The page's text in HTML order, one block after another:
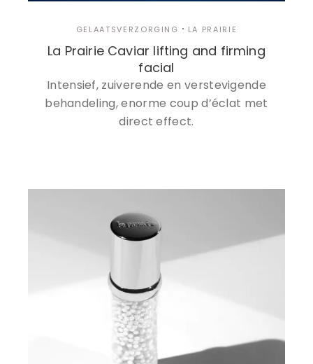
GELAATSVERZORGING LA PRAIRIE
La Prairie Caviar lifting and firming
facial
Intensief, zuiverende en verstevigende
behandeling, enorme coup d’éclat met
direct effect.